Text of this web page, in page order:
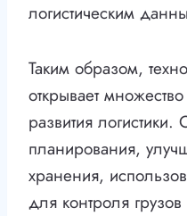
логистическим
Таким образом,
открывает
развития логистики.
планирования,
хранения,
для контроля